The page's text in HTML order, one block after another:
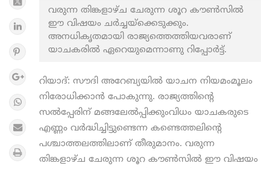
വരുന്ന തിങ്കളാഴ്ച ചേരുന്ന ശൂറ കൗണ്‍സില്‍
ഈ വിഷയം ചർച്ചയ്ക്കെടുക്കും.
അനധികൃതമായി രാജ്യത്തെത്തിയവരാണ്
യാചകരിൽ ഏറെയുമെന്നാണു റിപ്പോർട്ട്.
റിയാദ്: സൗദി അറേബ്യയിൽ യാചന നിയമംമൂലം
നിരോധിക്കാൻ പോകുന്നു. രാജ്യത്തിന്റെ
സൽപ്പേരിന് മങ്ങലേൽപ്പിക്കുംവിധം യാചകരുടെ
എണ്ണം വർദ്ധിച്ചിട്ടുണ്ടെന്ന കണ്ടെത്തലിന്റെ
പശ്ചാത്തലത്തിലാണ് തീരുമാനം. വരുന്ന
തിങ്കളാഴ്ച ചേരുന്ന ശൂറ കൗണ്‍സില്‍ ഈ വിഷയം